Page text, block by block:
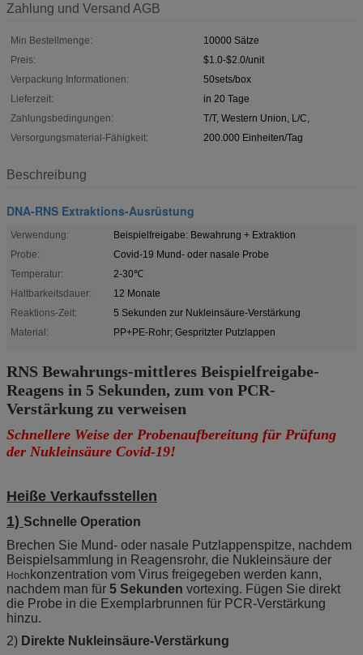
Zahlung und Versand AGB
Min Bestellmenge:
10000 Sätze
Preis:
$1.0-$2.0/unit
Verpackung Informationen:
50sets/box
Lieferzeit:
in 20 Tage
Zahlungsbedingungen:
T/T, Western Union, L/C,
Versorgungsmaterial-Fähigkeit:
200.000 Einheiten/Tag
Beschreibung
DNA-RNS Extraktions-Ausrüstung
Verwendung:
Beispielfreigabe: Bewahrung + Extraktion
Probe:
Covid-19 Mund- oder nasale Probe
Temperatur:
2-30℃
Haltbarkeitsdauer:
12 Monate
Reaktions-Zeit:
5 Sekunden zur Nukleinsäure-Verstärkung
Material:
PP+PE-Rohr; Gespritzter Putzlappen
RNS Bewahrungs-mittleres Beispielfreigabe-
Reagens in 5 Sekunden, zum von PCR-
Verstärkung zu verweisen
Schnellere Weise der Probenaufbereitung für Prüfung
der Nukleinsäure Covid-19!
Heiße Verkaufsstellen
1) Schnelle Operation
Brechen Sie Mund- oder nasale Putzlappenspitze, nachdem
Beispielsammlung in Reagensrohr, die Nukleinsäure der
Hoch konzentration vom Virus freigegeben werden kann,
nachdem man für 5 Sekunden vortexing. Fügen Sie direkt
die Probe in die Exemplarbrunnen für PCR-Verstärkung
hinzu.
2) Direkte Nukleinsäure-Verstärkung